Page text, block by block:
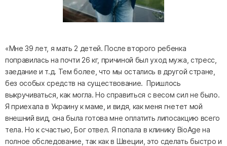
«Мне 39 лет, я мать 2 детей. После второго ребенка
поправилась на почти 26 кг, причиной был уход мужа, стресс,
заедание и т.д. Тем более, что мы остались в другой стране,
без особых средств на существование. Пришлось
выкручиваться, как могла. Но справиться с весом сил не было.
Я приехала в Украину к маме, и видя, как меня гнетет мой
внешний вид, она была готова мне оплатить липосакцию всего
тела. Но к счастью, Бог отвел. Я попала в клинику BioAge на
полное обследование, так как в Швеции, это сделать быстро и